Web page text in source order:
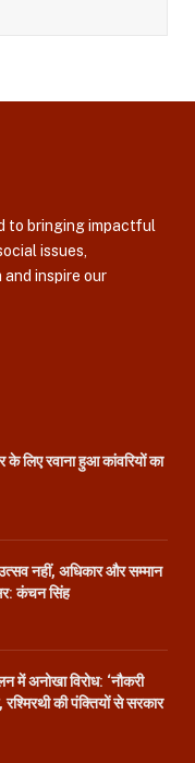
to bringing impactful
issues,
inspire our
लिए रवाना हुआ कांवरियों का
नहीं, अधिकार और सम्मान
कंचन सिंह
अनोखा विरोध: ‘नौकरी
की पंक्तियों से सरकार